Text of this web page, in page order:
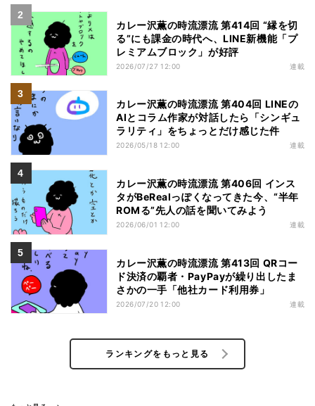
カレー沢薫の時流漂流 第414回 “縁を切
る”にも課金の時代へ、LINE新機能「プ
レミアムブロック」が好評
2026/07/27 12:00 連載
カレー沢薫の時流漂流 第404回 LINEの
AIとコラム作家が対話したら「シンギュ
ラリティ」をちょっとだけ感じた件
2026/05/18 12:00 連載
カレー沢薫の時流漂流 第406回 インス
タがBeRealっぽくなってきた今、“半年
ROMる”先人の話を聞いてみよう
2026/06/01 12:00 連載
カレー沢薫の時流漂流 第413回 QRコー
ド決済の覇者・PayPayが繰り出したま
さかの一手「他社カード利用券」
2026/07/20 12:00 連載
ランキングをもっと見る